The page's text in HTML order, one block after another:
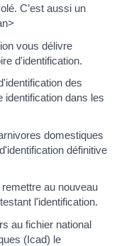
C’est aussi un
vous délivre
d'identification.
des
identification dans les
domestiques
définitive
au nouveau
l'identification.
au fichier national
(Icad) le